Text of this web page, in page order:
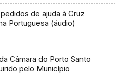
de ajuda à Cruz
Portuguesa (áudio)
Câmara do Porto Santo
pelo Município